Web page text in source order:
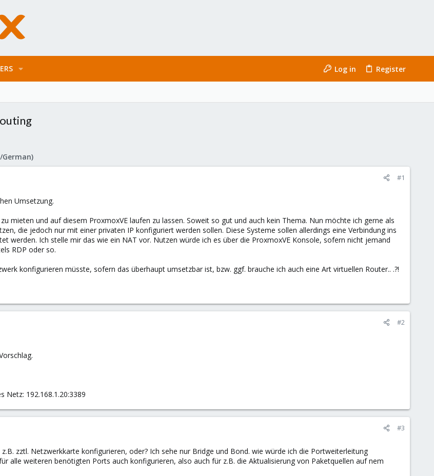
Log in Register
German)
#1
Umsetzung.
mieten und auf diesem ProxmoxVE laufen zu lassen. Soweit so gut und auch kein Thema. Nun möchte ich gerne als
die jedoch nur mit einer privaten IP konfiguriert werden sollen. Diese Systeme sollen allerdings eine Verbindung ins
werden. Ich stelle mir das wie ein NAT vor. Nutzen würde ich es über die ProxmoxVE Konsole, sofern nicht jemand
RDP oder so.
konfigurieren müsste, sofern das überhaupt umsetzbar ist, bzw. ggf. brauche ich auch eine Art virtuellen Router.. .?!
#2
Netz: 192.168.1.20:3389
#3
zztl. Netzwerkkarte konfigurieren, oder? Ich sehe nur Bridge und Bond. wie würde ich die Portweiterleitung
alle weiteren benötigten Ports auch konfigurieren, also auch für z.B. die Aktualisierung von Paketquellen auf nem